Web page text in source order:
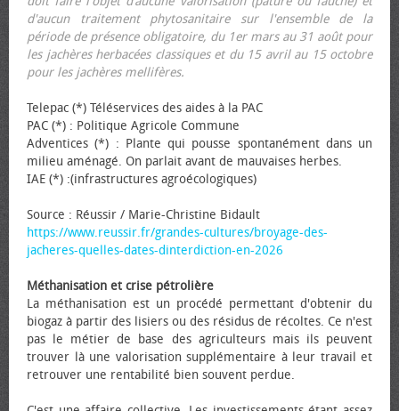
d'aucun traitement phytosanitaire sur l'ensemble de la
période de présence obligatoire, du 1er mars au 31 août pour
les jachères herbacées classiques et du 15 avril au 15 octobre
pour les jachères mellifères.
Telepac (*) Téléservices des aides à la PAC
PAC (*) : Politique Agricole Commune
Adventices (*) : Plante qui pousse spontanément dans un
milieu aménagé. On parlait avant de mauvaises herbes.
IAE (*) :(infrastructures agroécologiques)
Source : Réussir / Marie-Christine Bidault
https://www.reussir.fr/grandes-cultures/broyage-des-
jacheres-quelles-dates-dinterdiction-en-2026
Méthanisation et crise pétrolière
La méthanisation est un procédé permettant d'obtenir du
biogaz à partir des lisiers ou des résidus de récoltes. Ce n'est
pas le métier de base des agriculteurs mais ils peuvent
trouver là une valorisation supplémentaire à leur travail et
retrouver une rentabilité bien souvent perdue.